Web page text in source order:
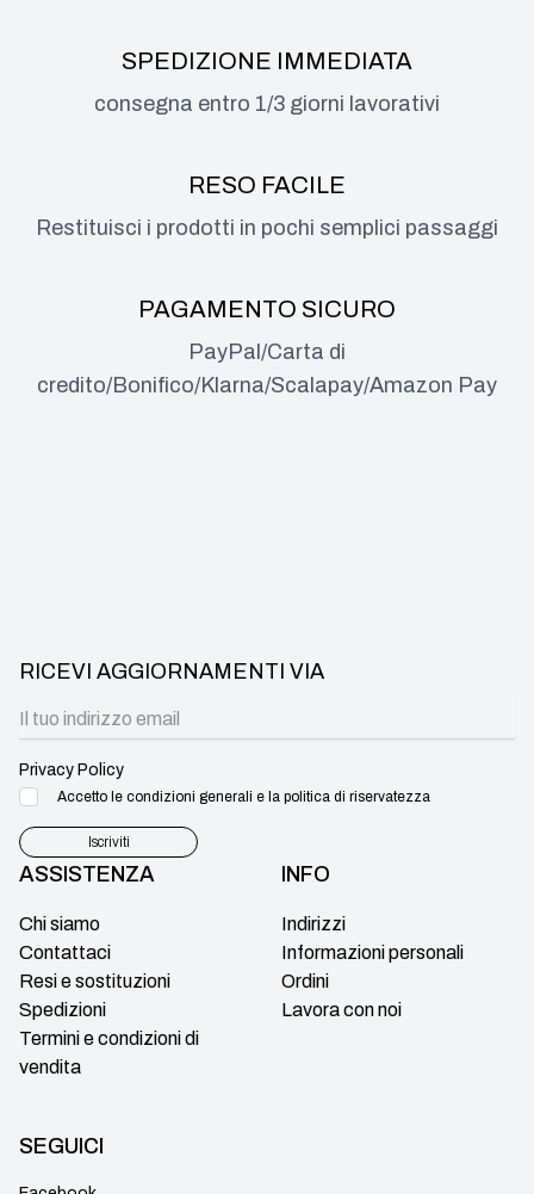
SPEDIZIONE IMMEDIATA
consegna entro 1/3 giorni lavorativi
RESO FACILE
Restituisci i prodotti in pochi semplici passaggi
PAGAMENTO SICURO
PayPal/Carta di
credito/Bonifico/Klarna/Scalapay/Amazon Pay
ASSISTENZA
Chi siamo
Contattaci
Resi e sostituzioni
Spedizioni
Termini e condizioni di
vendita
INFO
Indirizzi
Informazioni personali
Ordini
Lavora con noi
SEGUICI
RICEVI AGGIORNAMENTI VIA
Privacy Policy
Accetto le condizioni generali e la politica di riservatezza
Iscriviti